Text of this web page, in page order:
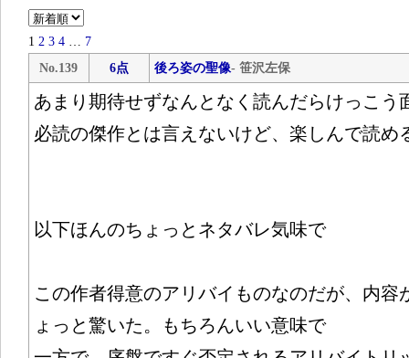
1 2 3 4 … 7
No.139
6点 後ろ姿の聖像- 笹沢左保
あまり期待せずなんとなく読んだらけっこう
必読の傑作とは言えないけど、楽しんで読め
以下ほんのちょっとネタバレ気味で
この作者得意のアリバイものなのだが、内容
ょっと驚いた。もちろんいい意味で